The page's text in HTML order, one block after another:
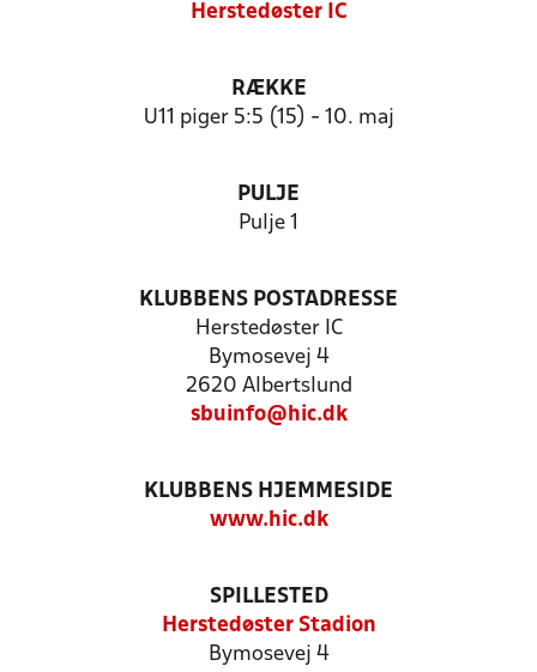
Herstedøster IC
RÆKKE
U11 piger 5:5 (15) - 10. maj
PULJE
Pulje 1
KLUBBENS POSTADRESSE
Herstedøster IC
Bymosevej 4
2620 Albertslund
sbuinfo@hic.dk
KLUBBENS HJEMMESIDE
www.hic.dk
SPILLESTED
Herstedøster Stadion
Bymosevej 4